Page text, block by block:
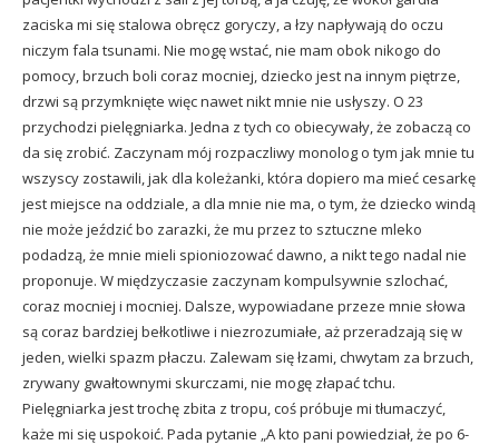
zaciska mi się stalowa obręcz goryczy, a łzy napływają do oczu
niczym fala tsunami. Nie mogę wstać, nie mam obok nikogo do
pomocy, brzuch boli coraz mocniej, dziecko jest na innym piętrze,
drzwi są przymknięte więc nawet nikt mnie nie usłyszy. O 23
przychodzi pielęgniarka. Jedna z tych co obiecywały, że zobaczą co
da się zrobić. Zaczynam mój rozpaczliwy monolog o tym jak mnie tu
wszyscy zostawili, jak dla koleżanki, która dopiero ma mieć cesarkę
jest miejsce na oddziale, a dla mnie nie ma, o tym, że dziecko windą
nie może jeździć bo zarazki, że mu przez to sztuczne mleko
podadzą, że mnie mieli spioniozować dawno, a nikt tego nadal nie
proponuje. W międzyczasie zaczynam kompulsywnie szlochać,
coraz mocniej i mocniej. Dalsze, wypowiadane przeze mnie słowa
są coraz bardziej bełkotliwe i niezrozumiałe, aż przeradzają się w
jeden, wielki spazm płaczu. Zalewam się łzami, chwytam za brzuch,
zrywany gwałtownymi skurczami, nie mogę złapać tchu.
Pielęgniarka jest trochę zbita z tropu, coś próbuje mi tłumaczyć,
każe mi się uspokoić. Pada pytanie „A kto pani powiedział, że po 6-